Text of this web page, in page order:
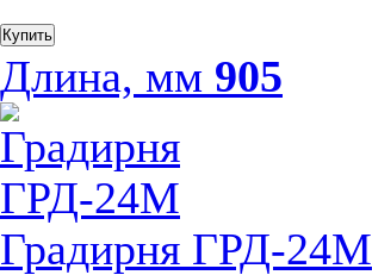
Купить
Длина, мм 905
Градирня ГРД-24М